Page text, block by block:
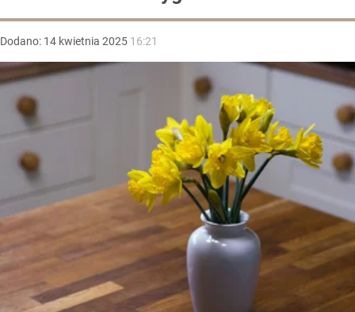
Dodano: 14 kwietnia 2025 16:21